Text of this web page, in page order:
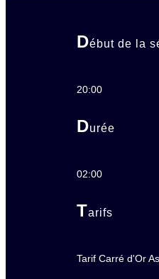
Début de la
20:00
Durée
02:00
Tarifs
Tarif Carré d'Or